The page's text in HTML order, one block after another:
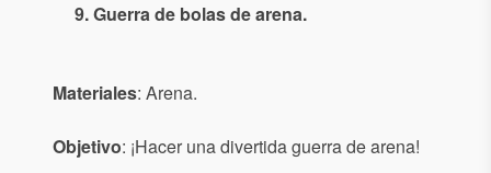
9. Guerra de bolas de arena.
Materiales: Arena.
Objetivo: ¡Hacer una divertida guerra de arena!